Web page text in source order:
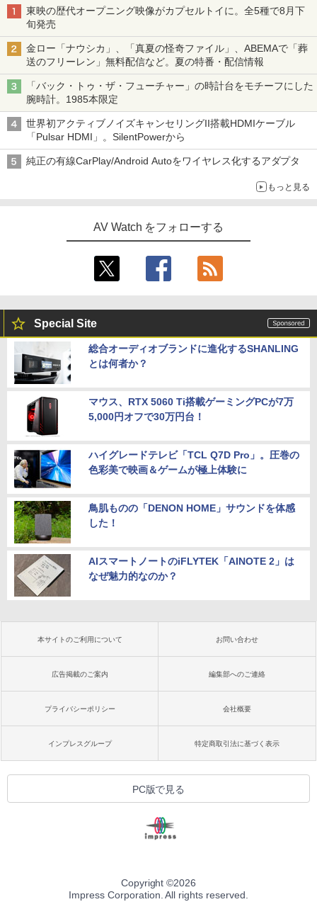
東映の歴代オープニング映像がカプセルトイに。全5種で8月下
旬発売
金ロー「ナウシカ」、「真夏の怪奇ファイル」、ABEMAで「葬
送のフリーレン」無料配信など。夏の特番・配信情報
「バック・トゥ・ザ・フューチャー」の時計台をモチーフにした
腕時計。1985本限定
世界初アクティブノイズキャンセリングII搭載HDMIケーブル
「Pulsar HDMI」。SilentPowerから
純正の有線CarPlay/Android Autoをワイヤレス化するアダプタ
もっと見る
AV Watch をフォローする
Special Site
総合オーディオブランドに進化するSHANLING
とは何者か？
マウス、RTX 5060 Ti搭載ゲーミングPCが7万
5,000円オフで30万円台！
ハイグレードテレビ「TCL Q7D Pro」。圧巻の
色彩美で映画＆ゲームが極上体験に
鳥肌ものの「DENON HOME」サウンドを体感
した！
AIスマートノートのiFLYTEK「AINOTE 2」は
なぜ魅力的なのか？
本サイトのご利用について お問い合わせ
広告掲載のご案内 編集部へのご連絡
プライバシーポリシー 会社概要
インプレスグループ 特定商取引法に基づく表示
PC版で見る
Copyright ©2026
Impress Corporation. All rights reserved.